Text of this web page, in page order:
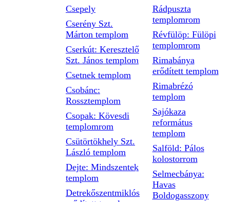
Csepely
Cserény Szt.
Márton templom
Cserkút: Keresztelő
Szt. János templom
Csetnek templom
Csobánc:
Rossztemplom
Csopak: Kövesdi
templomrom
Csütörtökhely Szt.
László templom
Dejte: Mindszentek
templom
Detrekőszentmiklós
Rádpuszta
templomrom
Révfülöp: Fülöpi
templomrom
Rimabánya
erődített templom
Rimabrézó
templom
Sajókaza
református
templom
Salföld: Pálos
kolostorrom
Selmecbánya:
Havas
Boldogasszony